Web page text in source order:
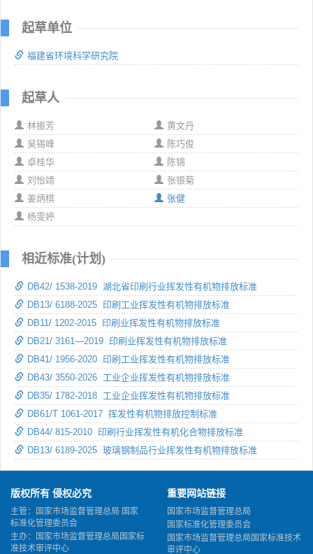
起草单位
福建省环境科学研究院
起草人
林振芳
黄文丹
吴锡峰
陈巧俊
卓桂华
陈锦
刘怡靖
张银菊
姜炳棋
张健
杨雯婷
相近标准(计划)
DB42/ 1538-2019 湖北省印刷行业挥发性有机物排放标准
DB13/ 6188-2025 印刷工业挥发性有机物排放标准
DB11/ 1202-2015 印刷业挥发性有机物排放标准
DB21/ 3161—2019 印刷业挥发性有机物排放标准
DB41/ 1956-2020 印刷工业挥发性有机物排放标准
DB43/ 3550-2026 工业企业挥发性有机物排放标准
DB35/ 1782-2018 工业企业挥发性有机物排放标准
DB61/T 1061-2017 挥发性有机物排放控制标准
DB44/ 815-2010 印刷行业挥发性有机化合物排放标准
DB13/ 6189-2025 玻璃钢制品行业挥发性有机物排放标准
版权所有 侵权必究
主管：国家市场监督管理总局 国家
标准化管理委员会
主办：国家市场监督管理总局国家标
准技术审评中心
重要网站链接
国家市场监督管理总局
国家标准化管理委员会
国家市场监督管理总局国家标准技术
审评中心